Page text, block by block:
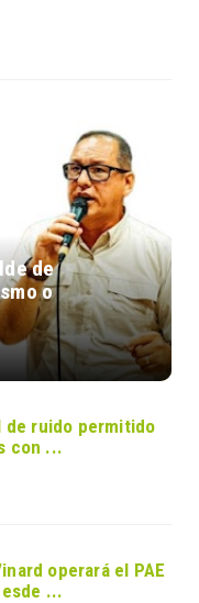
de
o
de ruido permitido
con ...
operará el PAE
...